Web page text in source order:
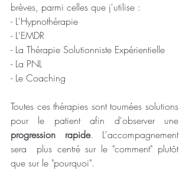
brèves, parmi celles que j'utilise :
- L'Hypnothérapie
- L'EMDR
- La Thérapie Solutionniste Expérientielle
- La PNL
- Le Coaching
Toutes ces thérapies sont tournées solutions
progression rapide. L'accompagnement
sera  plus centré sur le "comment" plutôt
que sur le "pourquoi".